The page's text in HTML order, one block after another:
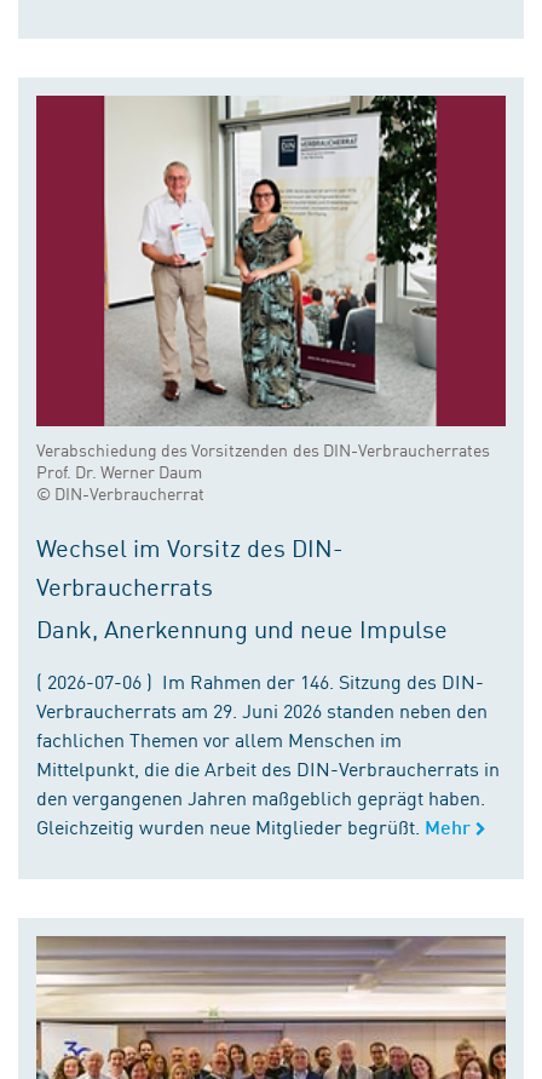
Verabschiedung des Vorsitzenden des DIN-Verbraucherrates
Prof. Dr. Werner Daum
© DIN-Verbraucherrat
Wechsel im Vorsitz des DIN-
Verbraucherrats
Dank, Anerkennung und neue Impulse
( 2026-07-06 ) Im Rahmen der 146. Sitzung des DIN-
Verbraucherrats am 29. Juni 2026 standen neben den
fachlichen Themen vor allem Menschen im
Mittelpunkt, die die Arbeit des DIN-Verbraucherrats in
den vergangenen Jahren maßgeblich geprägt haben.
Gleichzeitig wurden neue Mitglieder begrüßt. Mehr